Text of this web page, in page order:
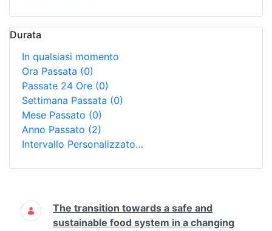
Durata
In qualsiasi momento
Ora Passata (0)
Passate 24 Ore (0)
Settimana Passata (0)
Mese Passato (0)
Anno Passato (2)
Intervallo Personalizzato…
Ricerca
The transition towards a safe and
sustainable food system in a changing